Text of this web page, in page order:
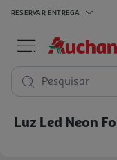
RESERVAR ENTREGA
Pesquisar
Luz Led Neon